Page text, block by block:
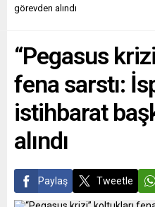
görevden alındı
“Pegasus
fena sarstı:
istihbarat
alındı
Paylaş Tweetle